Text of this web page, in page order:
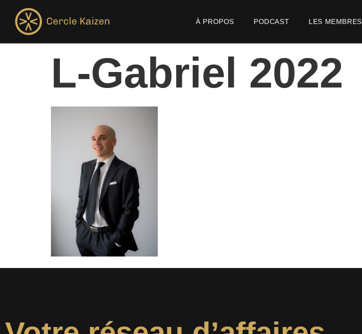
À PROPOS PODCAST LES MEMBRES
L-Gabriel 2022